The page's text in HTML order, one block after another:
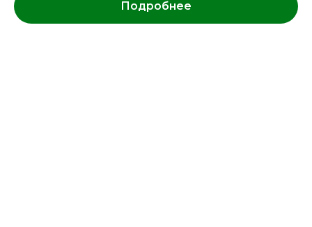
Подробнее